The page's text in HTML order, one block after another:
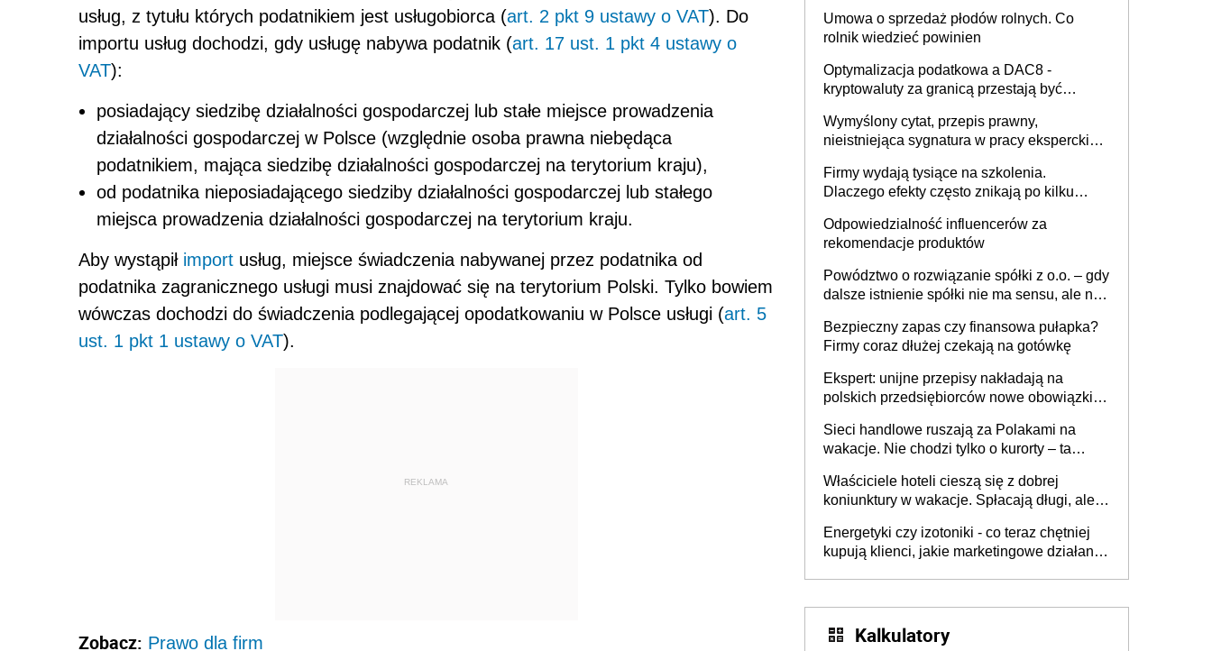
usług, z tytułu których podatnikiem jest usługobiorca (art. 2 pkt 9 ustawy o VAT). Do
importu usług dochodzi, gdy usługę nabywa podatnik (art. 17 ust. 1 pkt 4 ustawy o
VAT):
posiadający siedzibę działalności gospodarczej lub stałe miejsce prowadzenia
działalności gospodarczej w Polsce (względnie osoba prawna niebędąca
podatnikiem, mająca siedzibę działalności gospodarczej na terytorium kraju),
od podatnika nieposiadającego siedziby działalności gospodarczej lub stałego
miejsca prowadzenia działalności gospodarczej na terytorium kraju.
Aby wystąpił import usług, miejsce świadczenia nabywanej przez podatnika od
podatnika zagranicznego usługi musi znajdować się na terytorium Polski. Tylko bowiem
wówczas dochodzi do świadczenia podlegającej opodatkowaniu w Polsce usługi (art. 5
ust. 1 pkt 1 ustawy o VAT).
REKLAMA
Zobacz: Prawo dla firm
Umowa o sprzedaż płodów rolnych. Co
rolnik wiedzieć powinien
Optymalizacja podatkowa a DAC8 -
kryptowaluty za granicą przestają być
Wymyślony cytat, przepis prawny,
nieistniejąca sygnatura w pracy eksperckiej -
firmie
Firmy wydają tysiące na szkolenia.
Dlaczego efekty często znikają po kilku
Odpowiedzialność influencerów za
rekomendacje produktów
Powództwo o rozwiązanie spółki z o.o. – gdy
dalsze istnienie spółki nie ma sensu, ale nie
Bezpieczny zapas czy finansowa pułapka?
Firmy coraz dłużej czekają na gotówkę
Ekspert: unijne przepisy nakładają na
polskich przedsiębiorców nowe obowiązki w
Sieci handlowe ruszają za Polakami na
wakacje. Nie chodzi tylko o kurorty – ta
tam, gdzie wielu spędzi urlop po cichu
Właściciele hoteli cieszą się z dobrej
koniunktury w wakacje. Spłacają długi, ale
Energetyki czy izotoniki - co teraz chętniej
kupują klienci, jakie marketingowe działania
Kalkulatory